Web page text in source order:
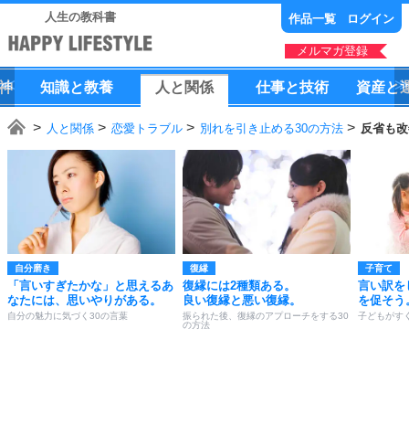
人生の教科書 作品一覧 ログイン
メルマガ登録
知識と教養 人 と 関係 仕事と技術 資産と
人と関係 恋愛トラブル 別れを引き止める30の方法 反省も
自分磨き
「言いすぎたかな」と思えるあ
なたには、思いやりがある。
自分の魅力に気づく30の言葉
復縁
復縁には2種類ある。
良い復縁と悪い復縁。
振られた後、復縁のアプローチをする30
の方法
子育て
言い訳を
を促そう
子どもがす